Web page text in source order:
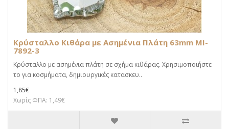
Κρύσταλλο Κιθάρα με Ασημένια Πλάτη 63mm MI-
7892-3
Κρύσταλλο με ασημένια πλάτη σε σχήμα κιθάρας. Χρησιμοποιήστε
το για κοσμήματα, δημιουργικές κατασκευ..
1,85€
Χωρίς ΦΠΑ: 1,49€